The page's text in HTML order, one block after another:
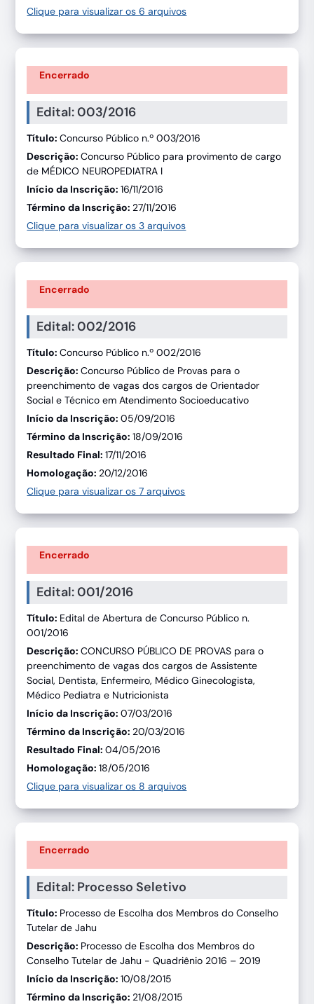
Clique para visualizar os 6 arquivos
Encerrado
Edital: 003/2016
Título:Concurso Público n.º 003/2016
Descrição:Concurso Público para provimento de cargo
de MÉDICO NEUROPEDIATRA I
Início da Inscrição:16/11/2016
Término da Inscrição:27/11/2016
Clique para visualizar os 3 arquivos
Encerrado
Edital: 002/2016
Título:Concurso Público n.º 002/2016
Descrição:Concurso Público de Provas para o
preenchimento de vagas dos cargos de Orientador
Social e Técnico em Atendimento Socioeducativo
Início da Inscrição:05/09/2016
Término da Inscrição:18/09/2016
Resultado Final:17/11/2016
Homologação:20/12/2016
Clique para visualizar os 7 arquivos
Encerrado
Edital: 001/2016
Título: Edital de Abertura de Concurso Público n.
001/2016
Descrição:CONCURSO PÚBLICO DE PROVAS para o
preenchimento de vagas dos cargos de Assistente
Social, Dentista, Enfermeiro, Médico Ginecologista,
Médico Pediatra e Nutricionista
Início da Inscrição:07/03/2016
Término da Inscrição:20/03/2016
Resultado Final:04/05/2016
Homologação:18/05/2016
Clique para visualizar os 8 arquivos
Encerrado
Edital: Processo Seletivo
Título: Processo de Escolha dos Membros do Conselho
Tutelar de Jahu
Descrição: Processo de Escolha dos Membros do
Conselho Tutelar de Jahu - Quadriênio 2016 – 2019
Início da Inscrição:10/08/2015
Término da Inscrição:21/08/2015